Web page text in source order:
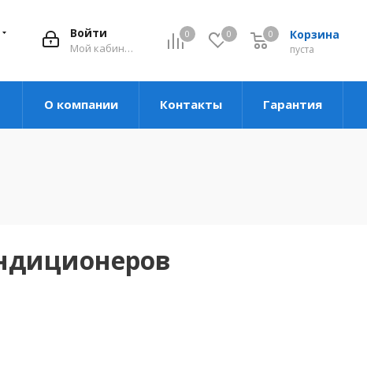
0 0 Корзина
пуста
0
Войти
Мой кабинет
О компании Контакты Гарантия